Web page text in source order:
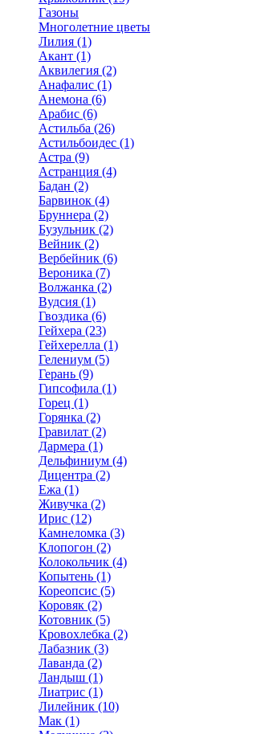
Газоны
Многолетние цветы
Лилия (1)
Акант (1)
Аквилегия (2)
Анафалис (1)
Анемона (6)
Арабис (6)
Астильба (26)
Астильбоидес (1)
Астра (9)
Астранция (4)
Бадан (2)
Барвинок (4)
Бруннера (2)
Бузульник (2)
Вейник (2)
Вербейник (6)
Вероника (7)
Волжанка (2)
Вудсия (1)
Гвоздика (6)
Гейхера (23)
Гейхерелла (1)
Гелениум (5)
Герань (9)
Гипсофила (1)
Горец (1)
Горянка (2)
Гравилат (2)
Дармера (1)
Дельфиниум (4)
Дицентра (2)
Ежа (1)
Живучка (2)
Ирис (12)
Камнеломка (3)
Клопогон (2)
Колокольчик (4)
Копытень (1)
Кореопсис (5)
Коровяк (2)
Котовник (5)
Кровохлебка (2)
Лабазник (3)
Лаванда (2)
Ландыш (1)
Лиатрис (1)
Лилейник (10)
Мак (1)